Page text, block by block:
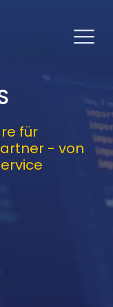
für
- von